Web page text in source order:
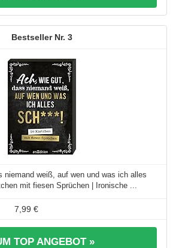
3
niemand weiß, auf wen und was ich alles
mit fiesen Sprüchen | Ironische ...
7,99 €
TOP ANGEBOT »